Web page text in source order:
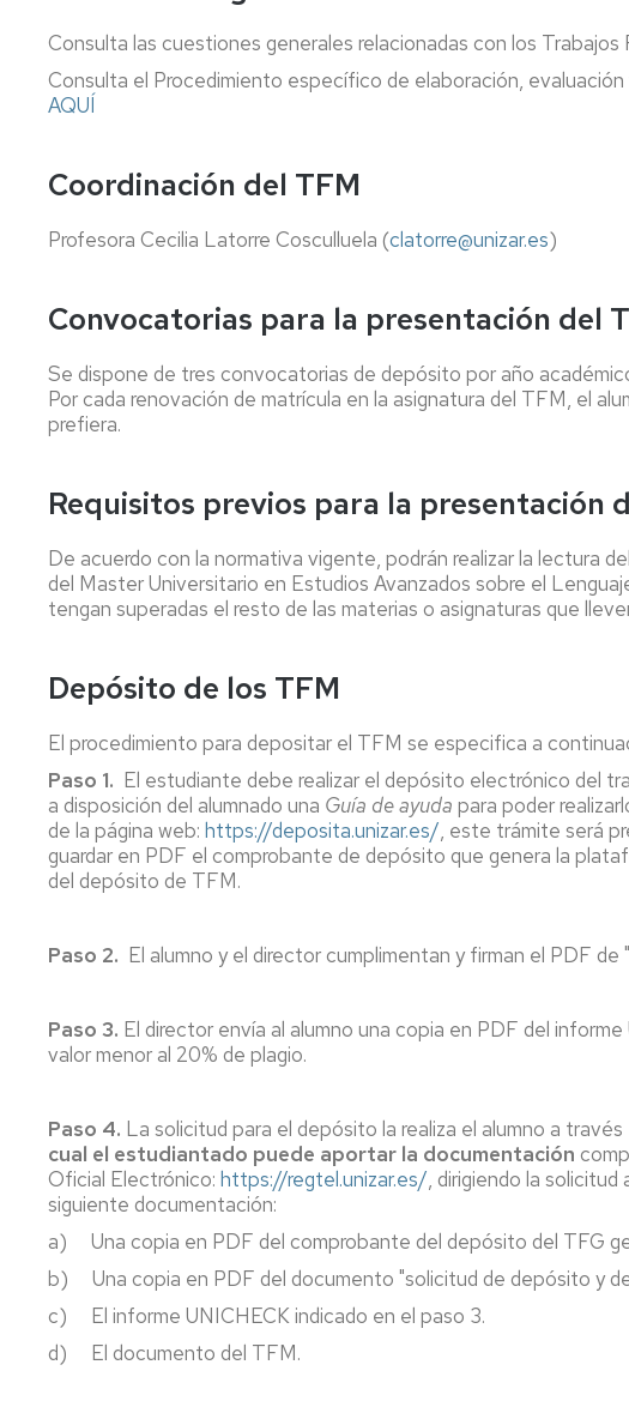
centro
175
representación
Facultad
Comisiones
las
Estudiantes
Departamentos
Conócenos
Educación
Primaria
Profesorado
Educación
Máster
Universitario
Estudios
Avanzados
la
Comunicación
sus
Patología
Diploma
Especialización
en
Filología
Aragonesa
Estudio
propio:
Formación
Lectura,
Libros
Infantiles
y
Juveniles
y
Diploma
Especialización
en
Compentencia
y
Tutorías
Trabajo
de
Trabajo
Fin
Máster
España
en
Europa
En
Académicas
Complementarias
de
Universidad
créditos
escolar
Concursos
y
y
Acción
Social
Consulta las cuestiones generales relacionadas con los Trabajos
Consulta el Procedimiento específico de elaboración,
AQUÍ
Coordinación del TFM
Profesora Cecilia Latorre Cosculluela (clatorre@unizar.es)
Convocatorias para la presentación del
Se dispone de tres convocatorias de depósito por año
Por cada renovación de matrícula en la asignatura del TFM, el
prefiera.
Requisitos previos para la presentación
De acuerdo con la normativa vigente, podrán realizar la lectura
del Master Universitario en Estudios Avanzados sobre el
tengan superadas el resto de las materias o asignaturas que
Depósito de los TFM
El procedimiento para depositar el TFM se especifica a
Paso 1. El estudiante debe realizar el depósito electrónico del
a disposición del alumnado una Guía de ayuda para poder
de la página web: https://deposita.unizar.es/, este trámite será
guardar en PDF el comprobante de depósito que genera la
del depósito de TFM.
Paso 2. El alumno y el director cumplimentan y firman el PDF
Paso 3. El director envía al alumno una copia en PDF del
valor menor al 20% de plagio.
Paso 4. La solicitud para el depósito la realiza el alumno a través
cual el estudiantado puede aportar la documentación
Oficial Electrónico: https://regtel.unizar.es/, dirigiendo la
siguiente documentación:
a) Una copia en PDF del comprobante del depósito del TFG
b) Una copia en PDF del documento "solicitud de depósito y
c) El informe UNICHECK indicado en el paso 3.
d) El documento del TFM.